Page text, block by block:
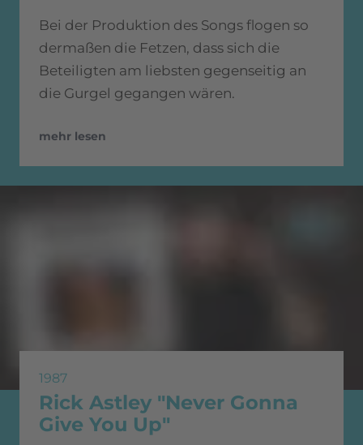
Bei der Produktion des Songs flogen so
dermaßen die Fetzen, dass sich die
Beteiligten am liebsten gegenseitig an
die Gurgel gegangen wären.
mehr lesen
1987
Rick Astley "Never Gonna
Give You Up"